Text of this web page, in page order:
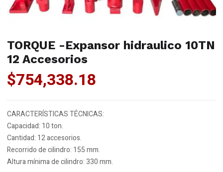
TORQUE -Expansor hidraulico 10TN
12 Accesorios
$754,338.18
CARACTERÍSTICAS TÉCNICAS:
Capacidad: 10 ton.
Cantidad: 12 accesorios.
Recorrido de cilindro: 155 mm.
Altura mínima de cilindro: 330 mm.